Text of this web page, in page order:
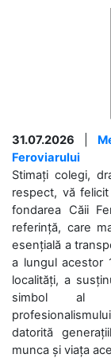
31.07.2026
Feroviarului
Stimați colegi,
respect, vă
fondarea Căii
referință, care
esențială a
a lungul acestor
localități, a
simbol al
datorită
munca și viața